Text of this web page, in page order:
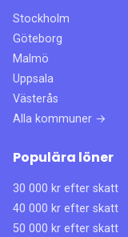
Stockholm
Göteborg
Malmö
Uppsala
Västerås
Alla kommuner →
Populära löner
30 000 kr efter skatt
40 000 kr efter skatt
50 000 kr efter skatt